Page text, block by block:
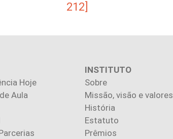
212]
Hoje
Aula
INSTITUTO
Sobre
Missão, visão e valores
História
Estatuto
Prêmios